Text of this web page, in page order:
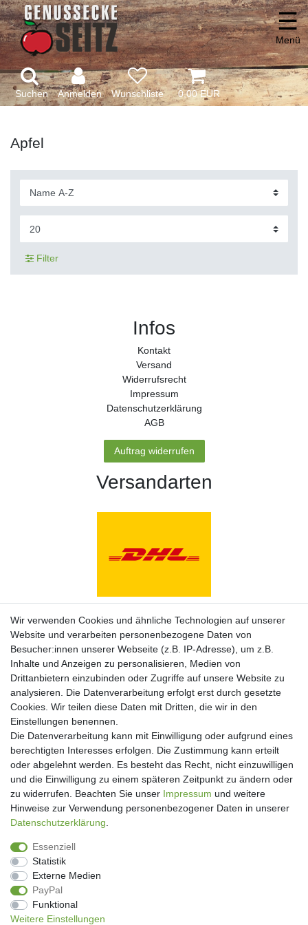
Suchen Anmelden 0,00 EUR
☰
Menü
Apfel
Filter
Infos
Kontakt
Versand
Widerrufs­recht
Impressum
Daten­schutz­erklärung
AGB
Auftrag widerrufen
Versandarten
Zahlungsarten
Newsletter
Newsletter
Hiermit bestätige ich, dass ich die
Wir verwenden Cookies und ähnliche Technologien auf unserer
Website und verarbeiten personenbezogene Daten von
Besucher:innen unserer Webseite (z.B. IP-Adresse), um z.B.
Inhalte und Anzeigen zu personalisieren, Medien von
Drittanbietern einzubinden oder Zugriffe auf unsere Website zu
analysieren. Die Datenverarbeitung erfolgt erst durch gesetzte
Cookies. Wir teilen diese Daten mit Dritten, die wir in den
Einstellungen benennen.
Die Datenverarbeitung kann mit Einwilligung oder aufgrund eines
berechtigten Interesses erfolgen. Die Zustimmung kann erteilt
oder abgelehnt werden. Es besteht das Recht, nicht einzuwilligen
und die Einwilligung zu einem späteren Zeitpunkt zu ändern oder
zu widerrufen. Beachten Sie unser Impressum und weitere
Hinweise zur Verwendung personenbezogener Daten in unserer
Daten­schutz­erklärung
Essenziell
Statistik
Externe Medien
PayPal
Funktional
Weitere Einstellungen